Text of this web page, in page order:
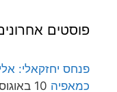
פוסטים
פנחס יחזקאלי:
כמאפיה 10 באוגוסט 2026